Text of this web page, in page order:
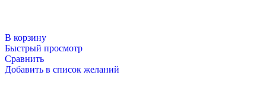
В корзину
Быстрый просмотр
Сравнить
Добавить в список желаний